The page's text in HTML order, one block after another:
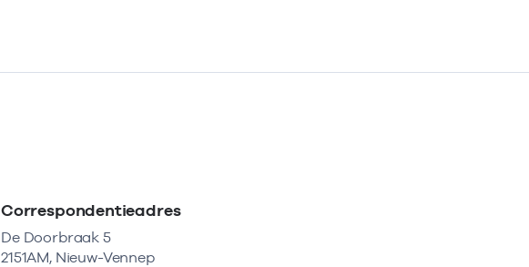
Correspondentieadres
De Doorbraak 5
2151AM, Nieuw-Vennep